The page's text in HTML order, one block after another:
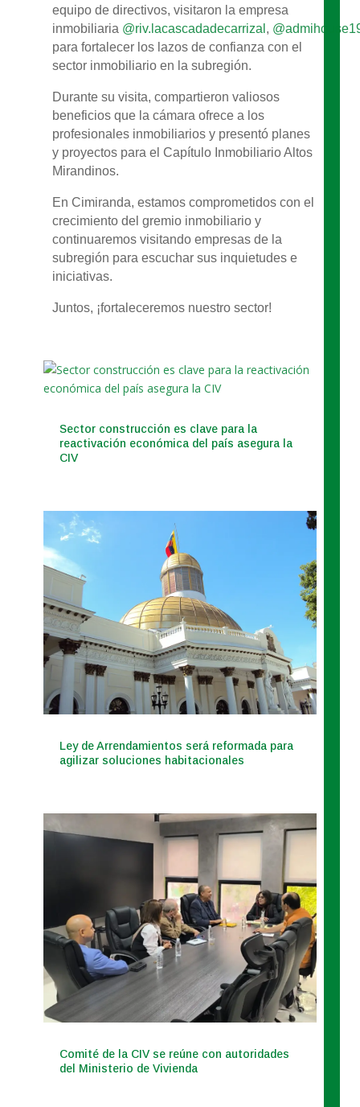
equipo de directivos, visitaron la empresa
inmobiliaria @riv.lacascadadecarrizal ,
para fortalecer los lazos de confianza con el
sector inmobiliario en la subregión.
Durante su visita, compartieron valiosos
beneficios que la cámara ofrece a los
profesionales inmobiliarios y presentó planes
y proyectos para el Capítulo Inmobiliario Altos
Mirandinos.
En Cimiranda, estamos comprometidos con el
crecimiento del gremio inmobiliario y
continuaremos visitando empresas de la
subregión para escuchar sus inquietudes e
iniciativas.
Juntos, ¡fortaleceremos nuestro sector!
Sector construcción es clave para la
reactivación económica del país asegura la
CIV
Ley de Arrendamientos será reformada para
agilizar soluciones habitacionales
Comité de la CIV se reúne con autoridades
del Ministerio de Vivienda